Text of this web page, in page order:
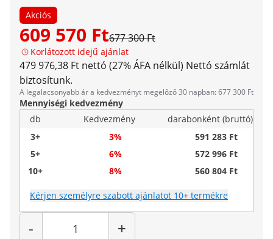
Akciós
609 570 Ft677 300 Ft
Korlátozott idejű ajánlat
479 976,38 Ft nettó (27% ÁFA nélkül) Nettó számlát
biztosítunk.
A legalacsonyabb ár a kedvezményt megelőző 30 napban: 677 300 Ft
Mennyiségi kedvezmény
db
Kedvezmény
darabonként (bruttó)
3+
3%
591 283 Ft
5+
6%
572 996 Ft
10+
8% 560 804 Ft
Kérjen személyre szabott ajánlatot 10+ termékre
-
Mennyiség
+